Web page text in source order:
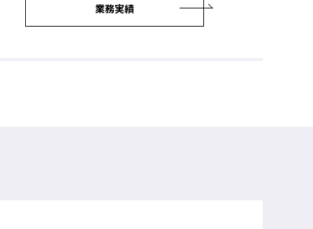
業務実績